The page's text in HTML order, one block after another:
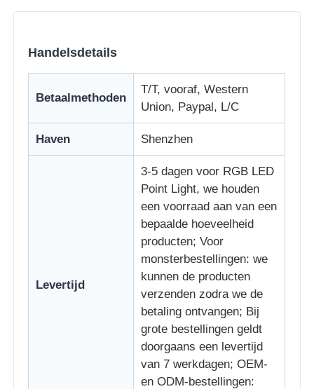
Handelsdetails
Betaalmethoden
T/T, vooraf, Western
Union, Paypal, L/C
Haven Shenzhen
Levertijd
3-5 dagen voor RGB LED
Point Light, we houden
een voorraad aan van een
bepaalde hoeveelheid
producten; Voor
monsterbestellingen: we
kunnen de producten
verzenden zodra we de
betaling ontvangen; Bij
grote bestellingen geldt
doorgaans een levertijd
van 7 werkdagen; OEM-
en ODM-bestellingen: